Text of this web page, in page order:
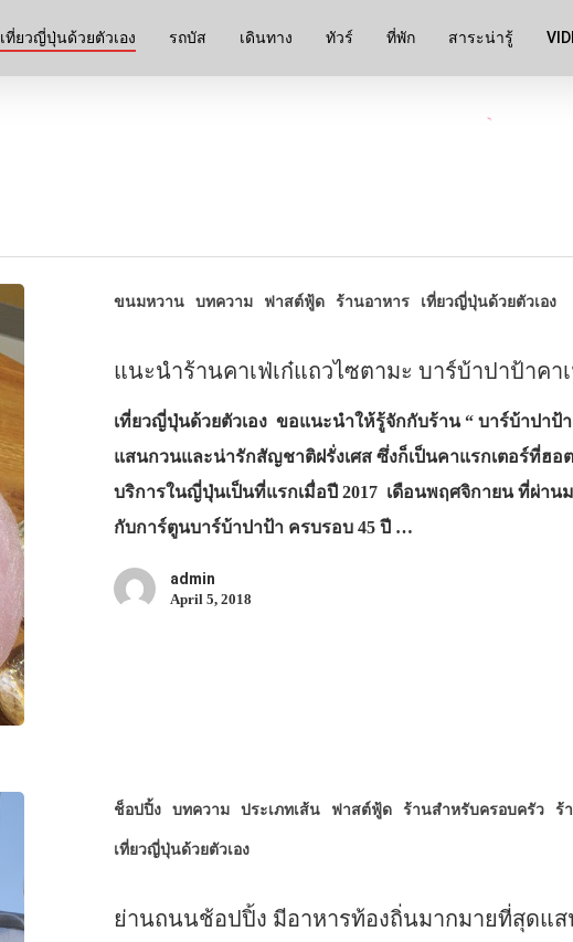
เที่ยวญี่ปุ่นด้วยตัวเอง รถบัส เดินทาง ทัวร์ ที่พัก สาระน่ารู้
ขนมหวาน บทความ ฟาสต์ฟู้ด ร้านอาหาร เที่ยวญี่ปุ่นด้วยตัวเอง
แนะนำร้านคาเฟ่เก๋แถวไซตามะ บาร์บ้าปาป้าคาเ
เที่ยวญี่ปุ่นด้วยตัวเอง ขอแนะนำให้รู้จักกับร้าน “ บาร์บ้าปาป้
แสนกวนและน่ารักสัญชาติฝรั่งเศส ซึ่งก็เป็นคาแรกเตอร์ที่ฮอ
บริการในญี่ปุ่นเป็นที่แรกเมื่อปี 2017 เดือนพฤศจิกายน ที่ผ่านม
กับการ์ตูนบาร์บ้าปาป้า ครบรอบ 45 ปี …
admin
April 5, 2018
ช็อปปิ้ง บทความ ประเภทเส้น ฟาสต์ฟู้ด ร้านสำหรับครอบครัว ร้
เที่ยวญี่ปุ่นด้วยตัวเอง
ย่านถนนช้อปปิ้ง มีอาหารท้องถิ่นมากมายที่สุดแ